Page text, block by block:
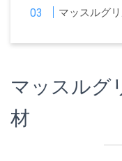
マッスルグ
マッスルグ
材